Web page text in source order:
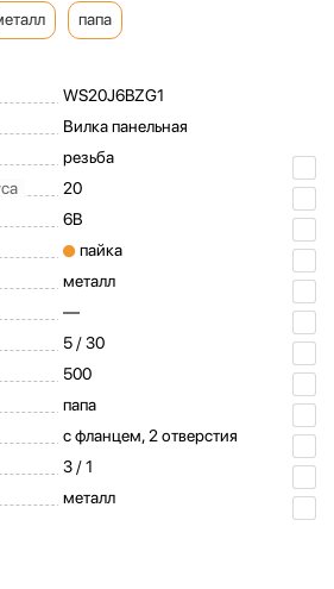
папа
WS20J6BZG1
Вилка панельная
резьба
20
6B
пайка
металл
—
5 / 30
500
папа
с фланцем, 2 отверстия
3 / 1
металл